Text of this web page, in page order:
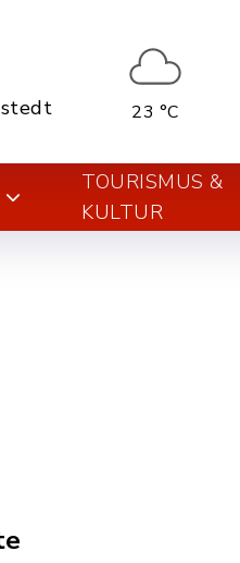
23 °C
TOURISMUS &
KULTUR